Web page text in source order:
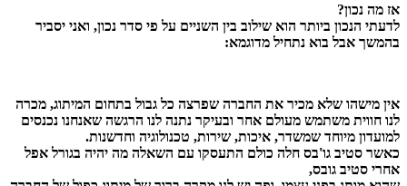
אז מה נכון?
לדעתי הנכון ביותר הוא שילוב בין השניים על פי סדר נכון, ואני יסביר
בהמשך אבל בוא נתחיל מדוגמא:
אין מישהו שלא מכיר את החברה שפרצה כל גבול בתחום המיתוג, מכרה
לנו חווית משתמש מעולם אחר ובעיקר נתנה לנו הרגשה שאנחנו נכנסים
למועדון מיוחד שמשדר, איכות, שירות, טכנולוגיה וחדשנות.
כאשר סטיב גו'בס חלה כולם התעסקו עם השאלה מה יהיה בגורל אפל
אחרי סטיב גובס,